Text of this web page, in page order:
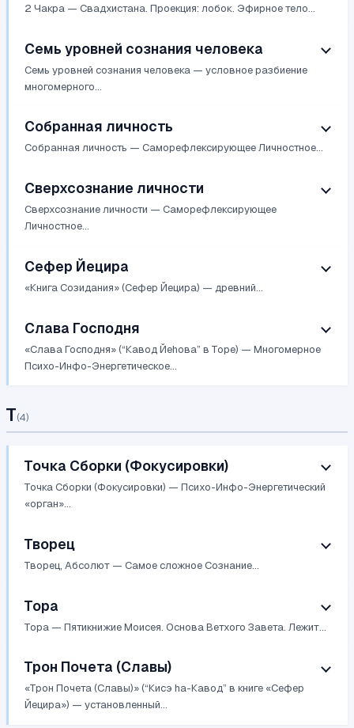
2 Чакра — Свадхистана. Проекция: лобок. Эфирное тело...
Семь уровней сознания человека
Семь уровней сознания человека — условное разбиение
многомерного...
Собранная личность
Собранная личность — Саморефлексирующее Личностное...
Сверхсознание личности
Сверхсознание личности — Саморефлексирующее
Личностное...
Сефер Йецира
«Книга Созидания» (Сефер Йецира) — древний...
Слава Господня
«Слава Господня» (“Кавод Йеhова” в Торе) — Многомерное
Психо-Инфо-Энергетическое...
Т(4)
Точка Сборки (Фокусировки)
Точка Сборки (Фокусировки) — Психо-Инфо-Энергетический
«орган»...
Творец
Творец, Абсолют — Cамое сложное Cознание...
Тора
Тора — Пятикнижие Моисея. Основа Ветхого Завета. Лежит...
Трон Почета (Славы)
«Трон Почета (Славы)» (“Кисэ hа-Кавод” в книге «Сефер
Йецира») — установленный...